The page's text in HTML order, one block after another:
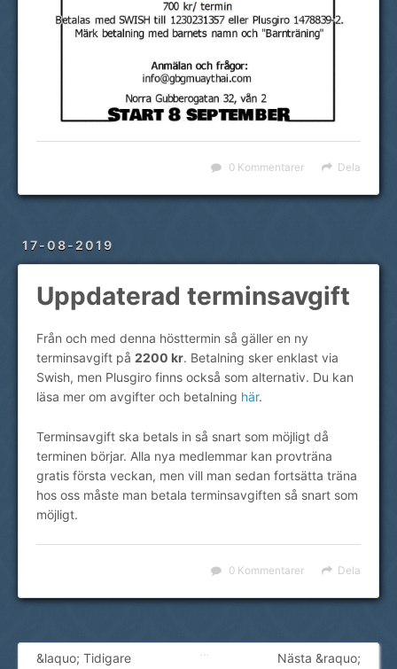
Dela
0 Kommentarer
17-08-2019
Uppdaterad terminsavgift
Från och med denna hösttermin så gäller en ny
terminsavgift på 2200 kr. Betalning sker enklast via
Swish, men Plusgiro finns också som alternativ. Du kan
läsa mer om avgifter och betalning här.
Terminsavgift ska betals in så snart som möjligt då
terminen börjar. Alla nya medlemmar kan provträna
gratis första veckan, men vill man sedan fortsätta träna
hos oss måste man betala terminsavgiften så snart som
möjligt.
Dela
0 Kommentarer
&laquo; Tidigare Nästa &raquo;